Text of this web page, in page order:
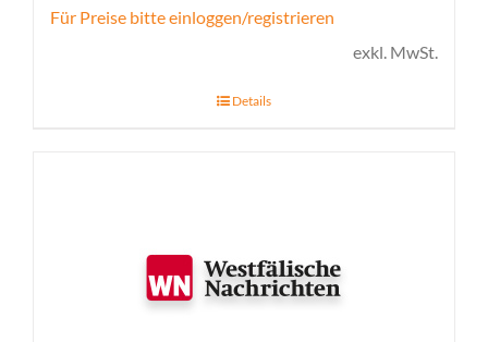
Für Preise bitte einloggen/registrieren
exkl. MwSt.
Details